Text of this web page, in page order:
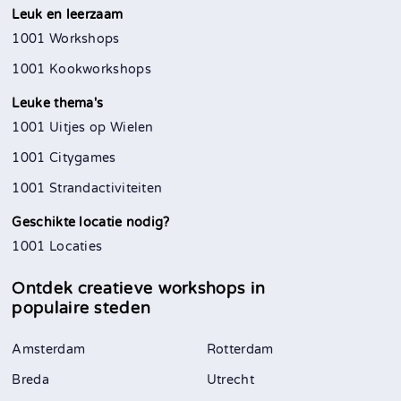
Leuk en leerzaam
1001 Workshops
1001 Kookworkshops
Leuke thema's
1001 Uitjes op Wielen
1001 Citygames
1001 Strandactiviteiten
Geschikte locatie nodig?
1001 Locaties
Ontdek creatieve workshops in
populaire steden
Amsterdam
Breda
Rotterdam
Utrecht